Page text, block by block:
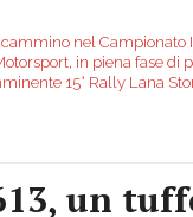
cammino nel Campionato
in piena fase di
15° Rally Lana
un